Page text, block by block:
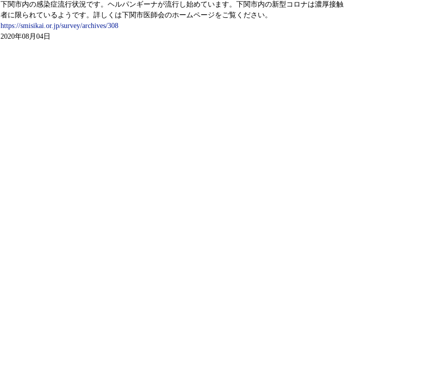
下関市内の感染症流行状況です。ヘルパンギーナが流行し始めています。下関市内の新型コロナは濃厚接触
者に限られているようです。詳しくは下関市医師会のホームページをご覧ください。
https://smisikai.or.jp/survey/archives/308
2020年08月04日